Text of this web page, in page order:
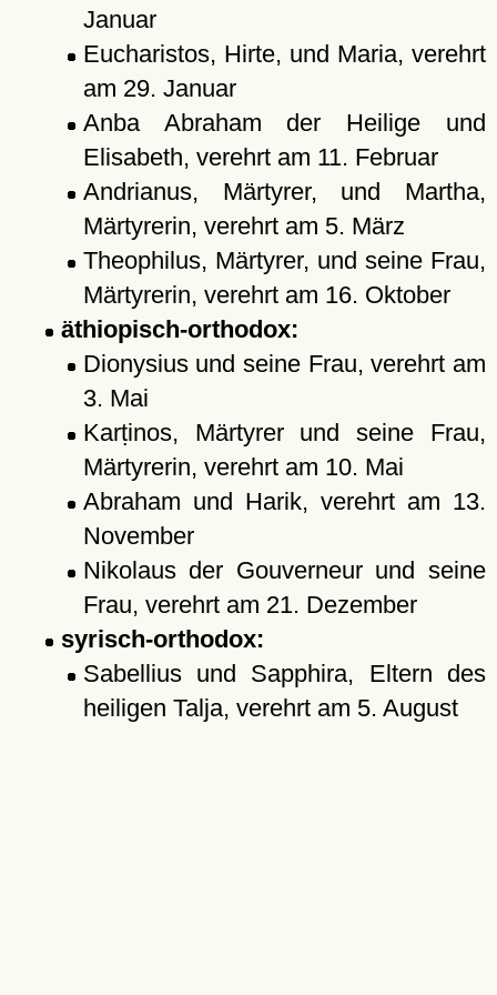
Januar
Eucharistos, Hirte, und Maria, verehrt
am 29. Januar
Anba Abraham der Heilige und
Elisabeth, verehrt am 11. Februar
Andrianus, Märtyrer, und Martha,
Märtyrerin, verehrt am 5. März
Theophilus, Märtyrer, und seine Frau,
Märtyrerin, verehrt am 16. Oktober
äthiopisch-orthodox:
Dionysius und seine Frau, verehrt am
3. Mai
Karṭinos, Märtyrer und seine Frau,
Märtyrerin, verehrt am 10. Mai
Abraham und Harik, verehrt am 13.
November
Nikolaus der Gouverneur und seine
Frau, verehrt am 21. Dezember
syrisch-orthodox:
Sabellius und Sapphira, Eltern des
heiligen Talja, verehrt am 5. August